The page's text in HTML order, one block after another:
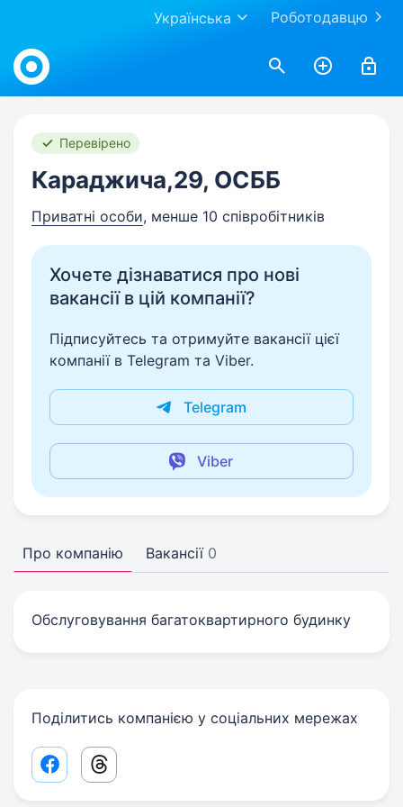
Роботодавцю
Українська
Work.ua
Перевірено
Караджича,29, ОСББ
Приватні особи, менше 10 співробітників
Хочете дізнаватися про нові
вакансії в цій компанії?
Підписуйтесь та отримуйте вакансії цієї
компанії в Telegram та Viber.
Telegram
Viber
Про компанію Вакансії 0
Обслуговування багатоквартирного будинку
Поділитись компанією у соціальних мережах
Facebook share link
Threads share link